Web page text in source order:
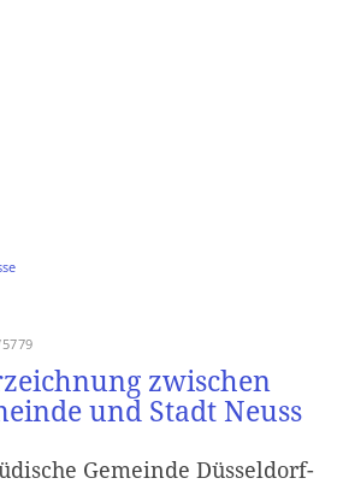
zwischen
und Stadt Neuss
Gemeinde Düsseldorf-